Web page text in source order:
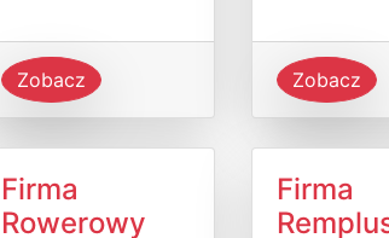
Zobacz Zobacz
Firma
Rowerowy
Firma